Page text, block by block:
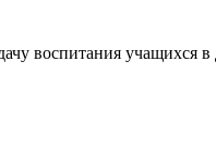
воспитания учащихся